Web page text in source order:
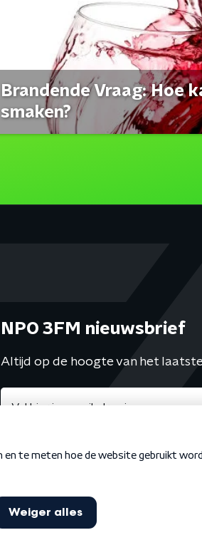
Brandende Vraag: Hoe
smaken?
NPO 3FM nieuwsbrief
Altijd op de hoogte van het